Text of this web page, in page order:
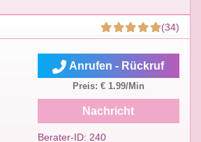
(34)
Anrufen - Rückruf
Preis: € 1.99/Min
Nachricht
Berater-ID: 240